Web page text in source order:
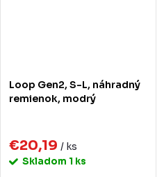
Loop Gen2, S-L, náhradný
remienok, modrý
€20,19 / ks
Skladom 1 ks